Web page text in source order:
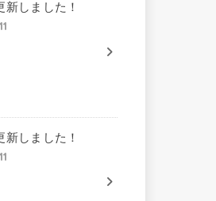
新しました！
新しました！